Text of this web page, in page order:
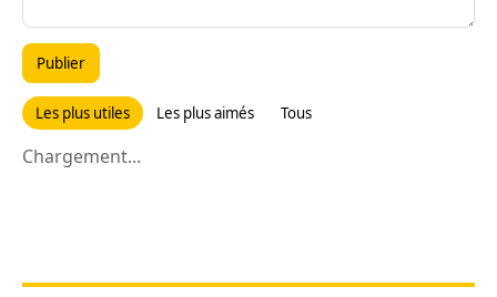
Publier
Les plus utiles Les plus aimés Tous
Chargement...